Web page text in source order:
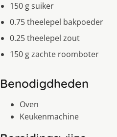
150 g suiker
0.75 theelepel bakpoeder
0.25 theelepel zout
150 g zachte roomboter
Benodigdheden
Oven
Keukenmachine